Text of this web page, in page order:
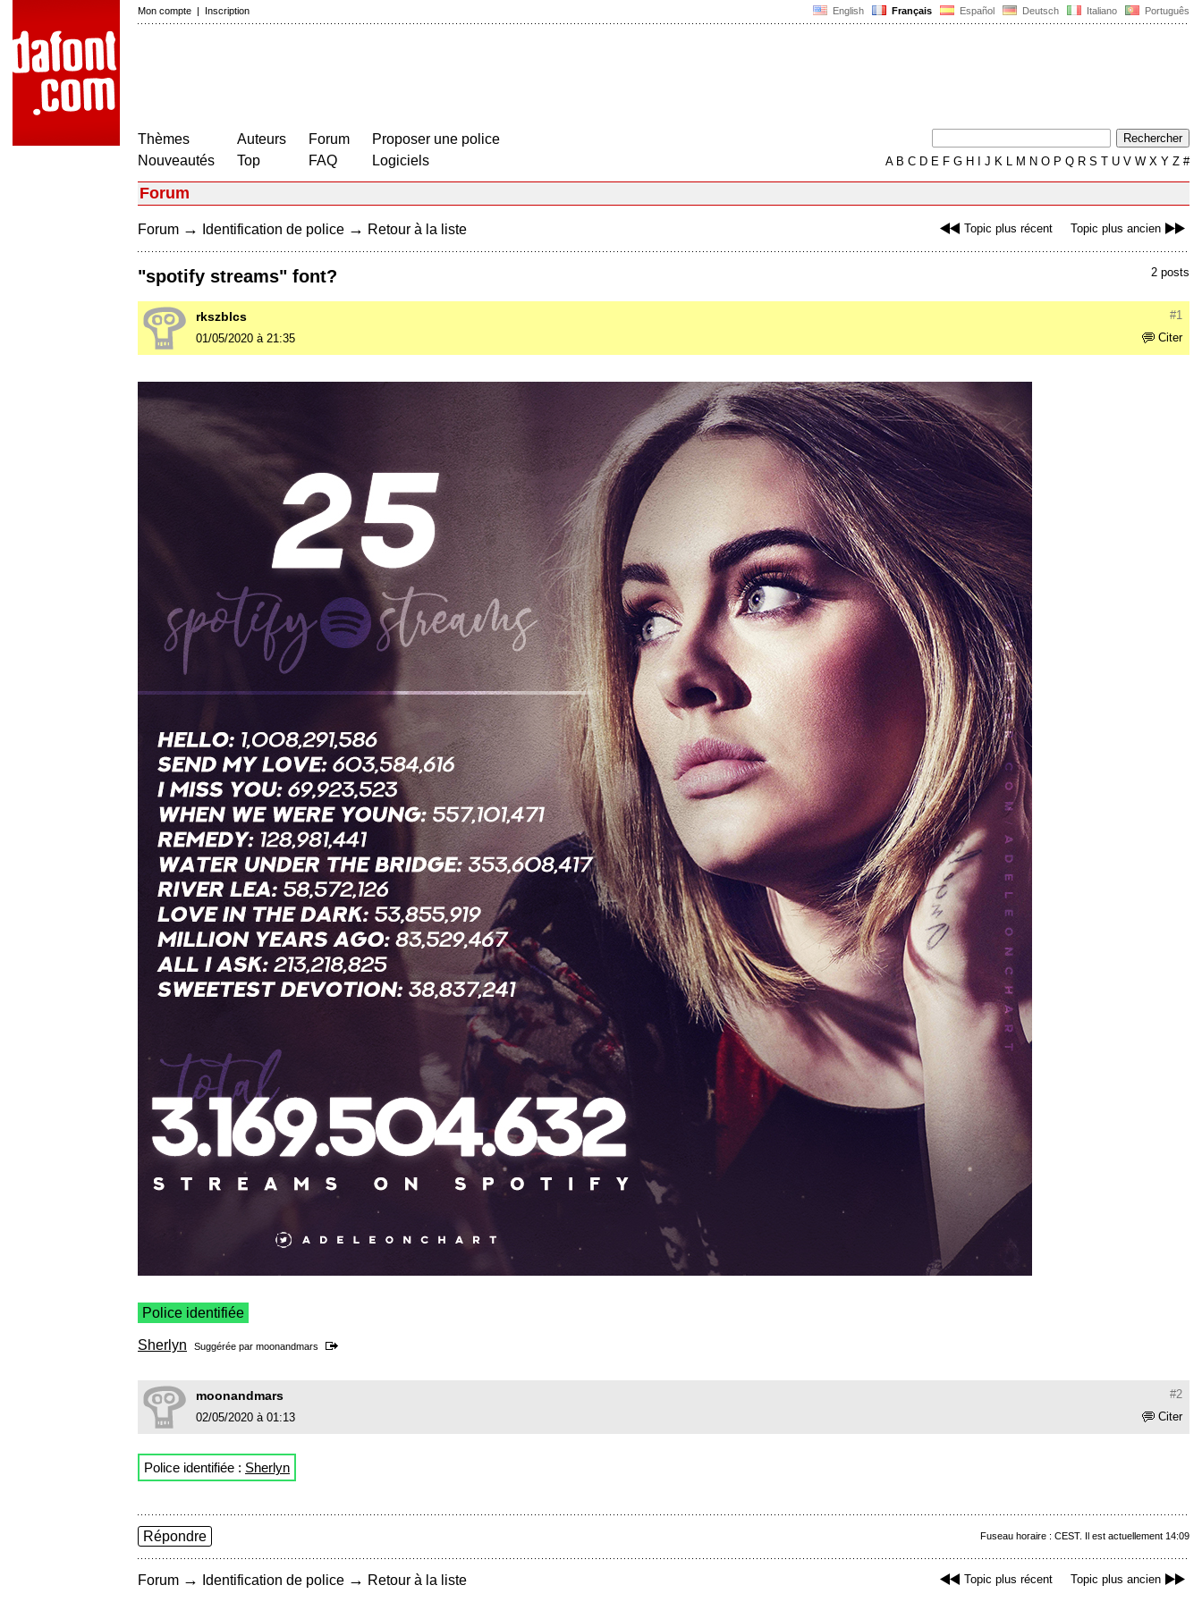
English Français Español Deutsch Italiano Português
Mon compte | Inscription
Thèmes
Nouveautés
Auteurs
Top
Forum
FAQ
Proposer une police
Logiciels
AB C D E F G H J K L M N O P Q R S T U V W X Y Z #
Forum
Topic plus récent Topic plus ancien
Forum → Identification de police → Retour à la liste
2 posts
"spotify streams" font?
#1
rkszblcs
Citer
01/05/2020 à 21:35
Police identifiée
Sherlyn Suggérée par moonandmars
#2
moonandmars
Citer
02/05/2020 à 01:13
Police identifiée : Sherlyn
Fuseau horaire : CEST. Il est actuellement 14:09
Répondre
Topic plus récent Topic plus ancien
Forum → Identification de police → Retour à la liste